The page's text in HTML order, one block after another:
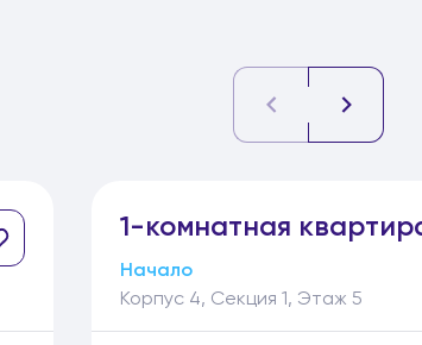
1-комнатная
Начало
Корпус 4, Секция 1, Этаж 5